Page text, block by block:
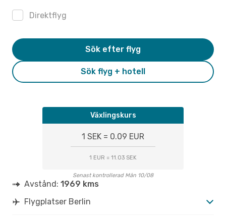
Direktflyg
Sök flyg + hotell
Sök efter flyg
Växlingskurs
1 SEK = 0.09 EUR
1 EUR = 11.03 SEK
Senast kontrollerad Mån 10/08
Avstånd: 1969 kms
Flygplatser Berlin